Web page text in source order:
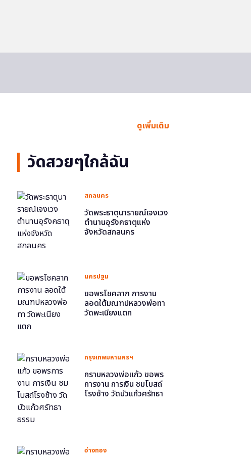
ดูเพิ่มเติม
วัดสวยๆใกล้ฉัน
สกลนคร
วัดพระธาตุนารายณ์เจงเวง
ตำนานอุรังคธาตุแห่ง
จังหวัดสกลนคร
นครปฐม
ขอพรโชคลาภ การงาน
ลอดใต้มณฑปหลวงพ่อทา
วัดพะเนียงแตก
กรุงเทพมหานครฯ
กราบหลวงพ่อแก้ว ขอพร
การงาน การเงิน ชมโบสถ์
โรงช้าง วัดบัวแก้วศรัทธา
อ่างทอง